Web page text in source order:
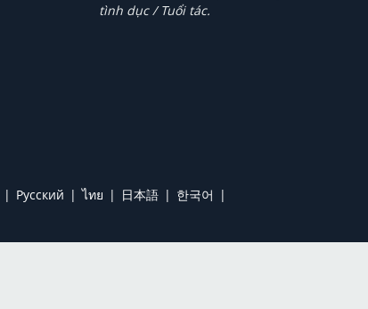
tình dục / Tuổi tác.
Ρусский ไทย 日本語
한국어